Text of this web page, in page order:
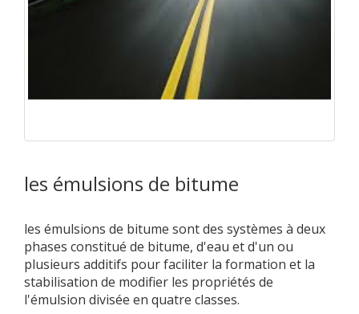
les émulsions de bitume
les émulsions de bitume sont des systèmes à deux
phases constitué de bitume, d'eau et d'un ou
plusieurs additifs pour faciliter la formation et la
stabilisation de modifier les propriétés de
l'émulsion divisée en quatre classes.